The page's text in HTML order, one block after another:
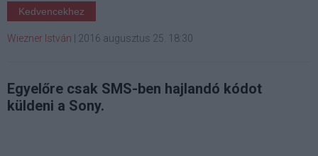
Kedvencekhez
Wiezner István 2016 augusztus 25. 18:30
Egyelőre csak SMS-ben hajlandó kódot
küldeni a Sony.